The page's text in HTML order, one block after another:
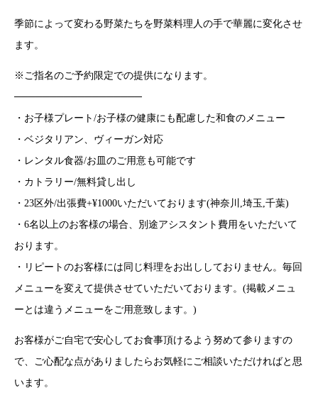
季節によって変わる野菜たちを野菜料理人の手で華麗に変化させ
ます。
※ご指名のご予約限定での提供になります。
──────────────────
・お子様プレート/お子様の健康にも配慮した和食のメニュー
・ベジタリアン、ヴィーガン対応
・レンタル食器/お皿のご用意も可能です
・カトラリー/無料貸し出し
・23区外/出張費+¥1000いただいております(神奈川,埼玉,千葉)
・6名以上のお客様の場合、別途アシスタント費用をいただいて
おります。
・リピートのお客様には同じ料理をお出ししておりません。毎回
メニューを変えて提供させていただいております。(掲載メニュ
ーとは違うメニューをご用意致します。)
お客様がご自宅で安心してお食事頂けるよう努めて参りますの
で、ご心配な点がありましたらお気軽にご相談いただければと思
います。